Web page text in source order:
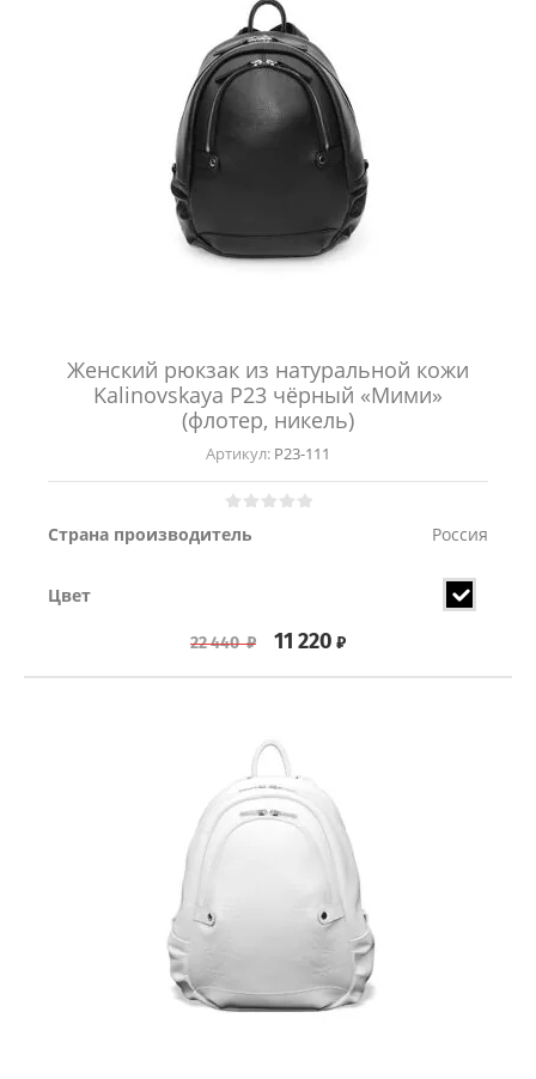
Женский рюкзак из натуральной кожи
Kalinovskaya Р23 чёрный «Мими»
(флотер, никель)
Артикул: Р23-111
Страна производитель Россия
Цвет
22 440₽ 11 220 ₽